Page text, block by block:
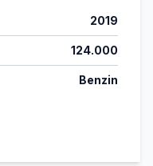
2019
124.000
Benzin